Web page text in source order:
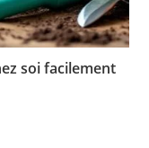
soi facilement